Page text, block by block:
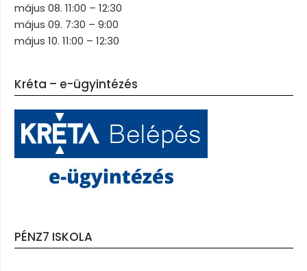
május 08. 11:00 – 12:30
május 09. 7:30 – 9:00
május 10. 11:00 – 12:30
Kréta – e-ügyintézés
PÉNZ7 ISKOLA